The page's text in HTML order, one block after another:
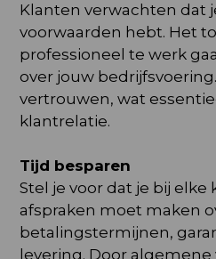
Klanten verwachten dat
voorwaarden hebt. Het
professioneel te werk
over jouw
vertrouwen, wat
klantrelatie.
Tijd besparen
Stel je voor dat je bij
afspraken moet maken
betalingstermijnen,
levering. Door